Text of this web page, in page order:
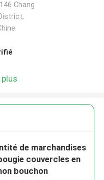
Chang
de marchandises
couvercles en
bouchon